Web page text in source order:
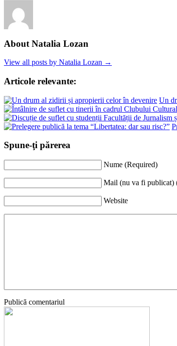
About Natalia Lozan
View all posts by Natalia Lozan →
Articole relevante:
Un
Spune-ţi părerea
Nume (Required)
Mail (nu va fi publicat)
Website
Publică comentariul